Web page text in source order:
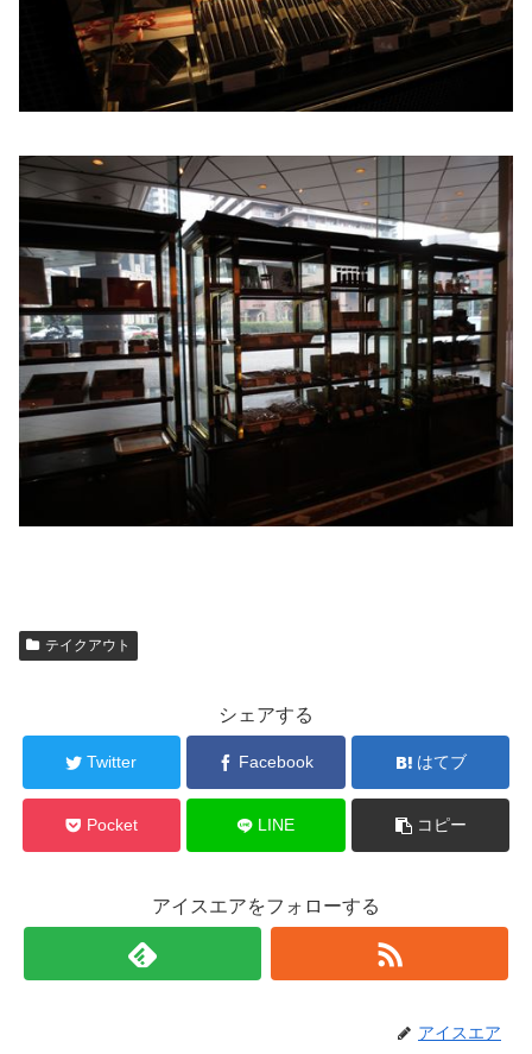
テイクアウト
シェアする
Twitter Facebook はてブ
Pocket LINE コピー
アイスエアをフォローする
アイスエア